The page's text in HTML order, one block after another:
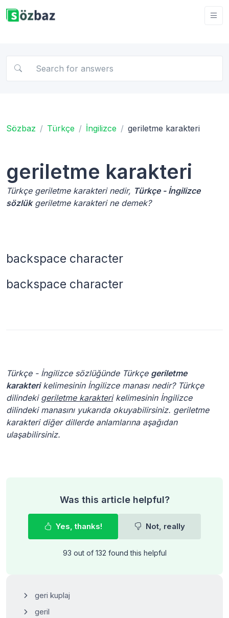
Sözbaz Türkçe İngilizce geriletme karakteri
geriletme karakteri
Türkçe geriletme karakteri nedir, Türkçe - İngilizce
sözlükgeriletme karakteri ne demek?
backspace character
backspace character
Türkçe - İngilizce sözlüğünde Türkçe geriletme
karakterikelimesinin İngilizce manası nedir? Türkçe
dilindeki geriletme karakterikelimesinin İngilizce
dilindeki manasını yukarıda okuyabilirsiniz. geriletme
karakteri diğer dillerde anlamlarına aşağıdan
ulaşabilirsiniz.
Was this article helpful?
Yes, thanks! Not, really
93 out of 132 found this helpful
geri kuplaj
geril